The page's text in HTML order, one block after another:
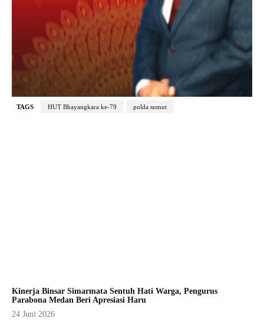
TAGS HUT Bhayangkara ke-79 polda sumut
Kinerja Binsar Simarmata Sentuh Hati Warga, Pengurus
Parabona Medan Beri Apresiasi Haru
24 Juni 2026